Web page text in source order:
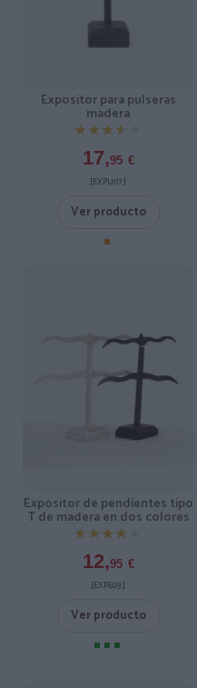
Expositor para pulseras
madera
★★★★★
★★★★★
17,95 €
[EXPU07 ]
Ver producto
Expositor de pendientes tipo
T de madera en dos colores
★★★★★
★★★★★
12,95 €
[EXPE03 ]
Ver producto